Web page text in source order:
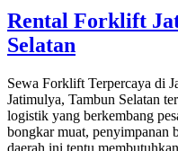
Rental Forklift
Selatan
Sewa Forklift Terpercaya di
Jatimulya, Tambun Selatan
logistik yang berkembang
bongkar muat, penyimpanan
daerah ini tentu